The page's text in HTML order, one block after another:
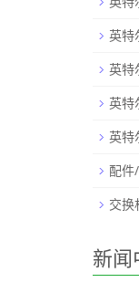
英特
英特
英特
英特
配件
交换
新闻